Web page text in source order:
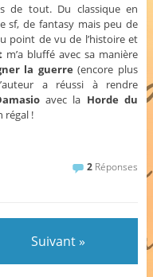
de tout. Du classique en
sf, de fantasy mais peu de
point de vu de l’histoire et
m’a bluffé avec sa manière
la guerre (encore plus
a réussi à rendre
avec la Horde du
régal !
2 Réponses
Suivant »